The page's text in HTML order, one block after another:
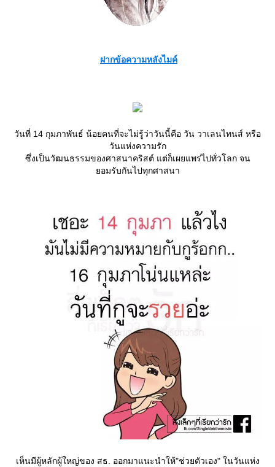
ฝากข้อความหลังไมค์
วันที่ 14 กุมภาพันธ์ น้อยคนที่จะไม่รู้ว่าวันนี้คือ วัน วาเลนไทนส์ หรือ
วันแห่งความรัก
ซึ่งเป็นวัฒนธรรมของศาสนาคริสต์ แต่ก็เผยแพร่ไปทั่วโลก จน
อมรับกันไปทุกศาสนา
เห็นมีผู้หลักผู้ใหญ่ของ สธ. ออกมาแนะนำให้"ช่วยตัวเอง" ในวันแห่ง